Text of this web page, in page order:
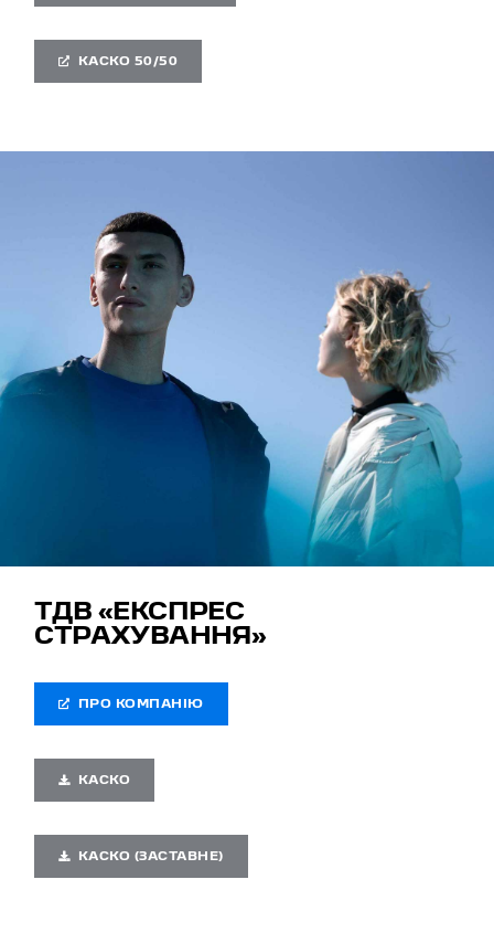
КАСКО 50/50
ТДВ «ЕКСПРЕС
СТРАХУВАННЯ»
ПРО КОМПАНІЮ
КАСКО
КАСКО (ЗАСТАВНЕ)